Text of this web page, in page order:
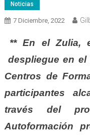
Noticias
7 Diciembre, 2022
** En el Zulia,
despliegue en
Centros de
participantes
través del
Autoformación